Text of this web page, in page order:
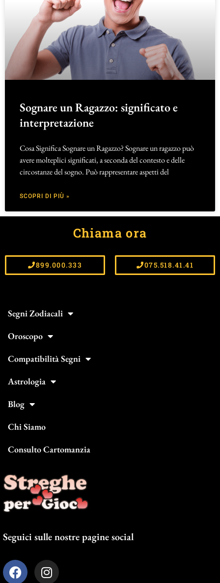
Sognare un Ragazzo: significato e
interpretazione
Cosa Significa Sognare un Ragazzo? Sognare un ragazzo può
avere molteplici significati, a seconda del contesto e delle
circostanze del sogno. Può rappresentare aspetti del
SCOPRI DI PIÙ »
Chiama ora
899.000.333 075.518.41.41
Segni Zodiacali
Oroscopo
Compatibilità Segni
Astrologia
Blog
Chi Siamo
Consulto Cartomanzia
Seguici sulle nostre pagine social
F
a
I
n